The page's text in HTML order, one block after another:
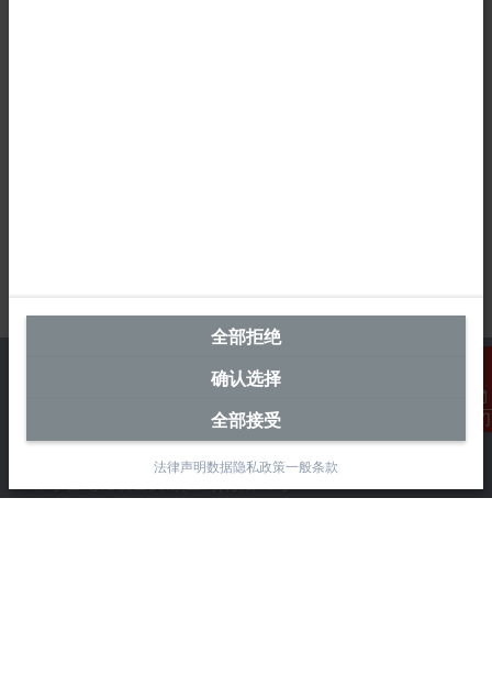
联系我们
中国区总部
全部拒绝
确认选择
全部接受
法律声明数据隐私政策一般条款